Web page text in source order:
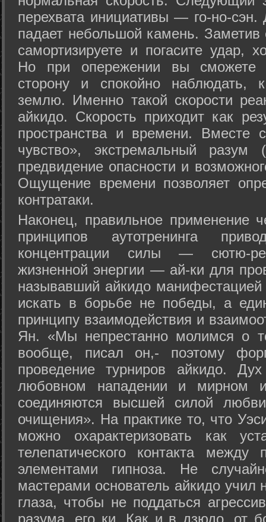
перехвата инициативы — го-но-
падает небольшой камень.
самортизируете и погасите удар,
Но при опережении вы сможете
сторону и спокойно наблюдать,
землю. Именно такой скорости
айкидо. Скорость приходит как
пространства и времени. Вместе
чувство», экстремальный разум
предвидение опасности и
Ощущение времени позволяет
контратаки.
Наконец, правильное применение
принципов аутотренинга
концентрации силы — сютю-
жизненной энергии — ай-ки для
называвший айкидо
искать в борьбе не победы, а
принципу взаимодействия и
Ян. «Мы непрестанно молимся о
вообще, писал он,- поэтому
проведение турниров айкидо.
любовном нападении и мирном
соединяются высшей силой
очищения». На практике то, что
можно охарактеризовать как
телепатического контакта между
элементами гипноза. Не
мастерами основатель айкидо учил
глаза, чтобы не поддаться
разума, его ки. Как и в дзюдо, от